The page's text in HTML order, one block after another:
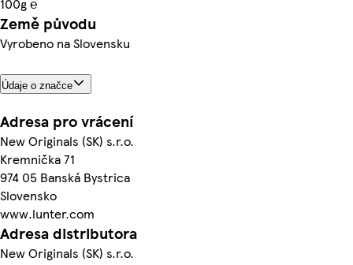
100g ℮
Země původu
Vyrobeno na Slovensku
Údaje o značce
Adresa pro vrácení
New Originals (SK) s.r.o.
Kremnička 71
974 05 Banská Bystrica
Slovensko
www.lunter.com
Adresa distributora
New Originals (SK) s.r.o.